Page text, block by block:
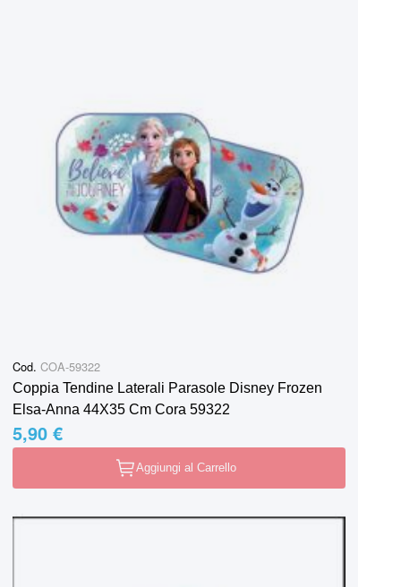
Cod. COA-59322
Coppia Tendine Laterali Parasole Disney Frozen
Elsa-Anna 44X35 Cm Cora 59322
5,90 €
Aggiungi al Carrello